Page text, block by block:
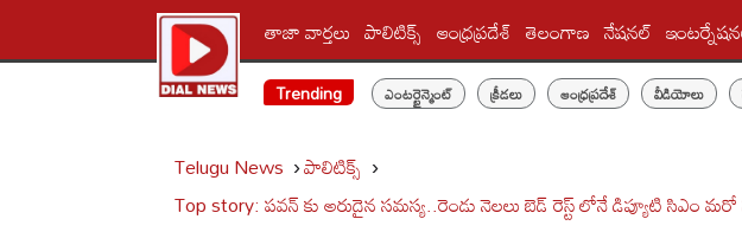
తాజా వార్తలు పాలిటిక్స్‌ ఆంధ్రప్రదేశ్ తెలంగాణ నేషనల్
Trending
ఎంటర్టైన్మెంట్ క్రీడలు ఆంధ్రప్రదేశ్ వీడియోలు
Telugu News పాలిటిక్స్‌
Top story: పవన్ కు అరుదైన సమస్య..రెండు నెలలు బెడ్ రెస్ట్ లోనే డిప్యూటి సిఎం